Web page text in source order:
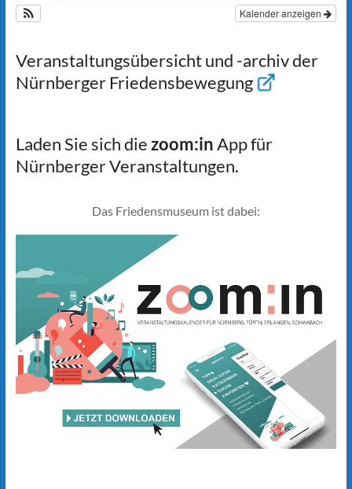
Kalender anzeigen
Veranstaltungsübersicht und -archiv der
Nürnberger Friedensbewegung
Laden Sie sich diezoom:inApp für
Nürnberger Veranstaltungen.
Das Friedensmuseum ist dabei: